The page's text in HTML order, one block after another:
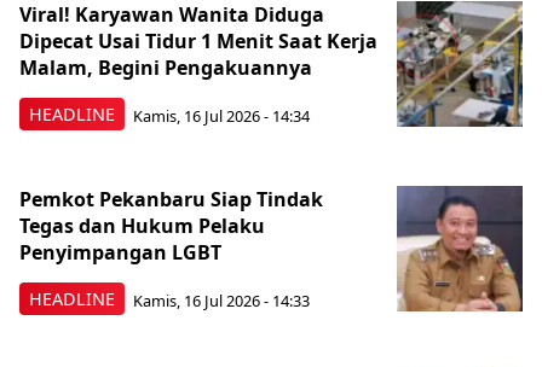
HEADLINE
Viral! Karyawan Wanita Diduga
Dipecat Usai Tidur 1 Menit Saat Kerja
Malam, Begini Pengakuannya
Kamis, 16 Jul 2026 - 14:34
HEADLINE
Pemkot Pekanbaru Siap Tindak
Tegas dan Hukum Pelaku
Penyimpangan LGBT
Kamis, 16 Jul 2026 - 14:33